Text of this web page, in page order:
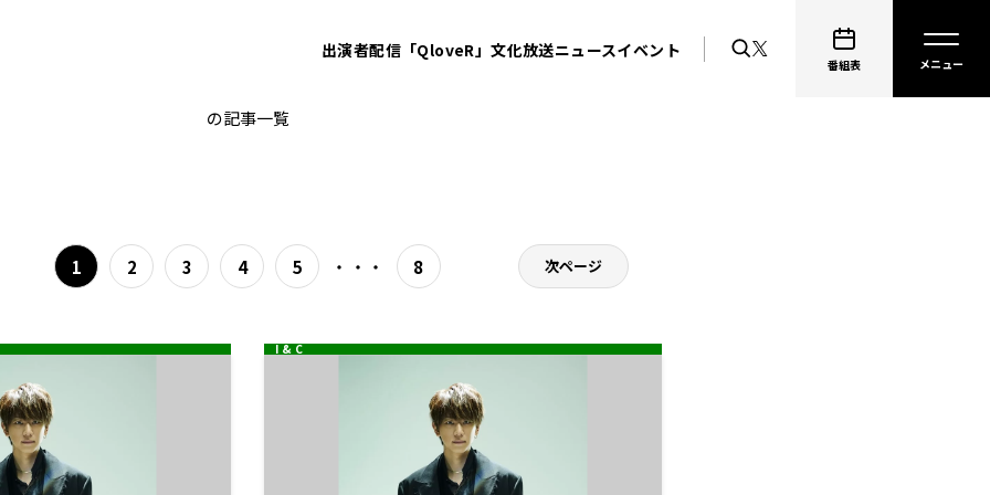
出演者配信「QloveR」文化放送ニュースイベント
番組表
KちゃんNEWS
の記事一覧
1 2 3 4 5 ・・・ 8 次ページ